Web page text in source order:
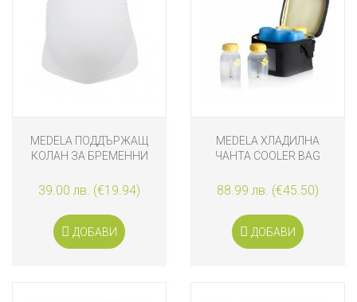
MEDELA ПОДДЪРЖАЩ
КОЛАН ЗА БРЕМЕННИ
39.00 лв. (€19.94)
ДОБАВИ
MEDELA ХЛАДИЛНА
ЧАНТА COOLER BAG
88.99 лв. (€45.50)
ДОБАВИ